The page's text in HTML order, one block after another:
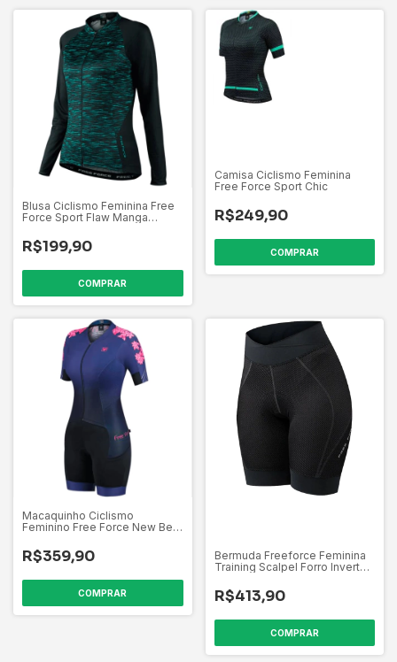
Blusa Ciclismo Feminina Free
Force Sport Flaw Manga
R$199,90
COMPRAR
Camisa Ciclismo Feminina
Free Force Sport Chic
R$249,90
COMPRAR
Macaquinho Ciclismo
Feminino Free Force New Beat
R$359,90
COMPRAR
Bermuda Freeforce Feminina
Training Scalpel Forro Invert
R$413,90
COMPRAR